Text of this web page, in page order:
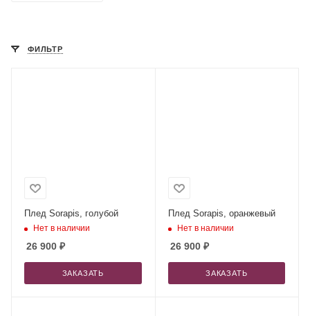
ФИЛЬТР
Плед Sorapis, голубой
Нет в наличии
26 900 ₽
ЗАКАЗАТЬ
Плед Sorapis, оранжевый
Нет в наличии
26 900₽
ЗАКАЗАТЬ